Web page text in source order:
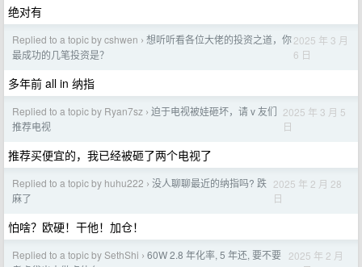
绝对有
Replied to a topic by cshwen › 想听听看各位大佬的投资之道，你
最成功的几笔投资是？
2025 年 3 月
6 日
多年前 all in 纳指
Replied to a topic by Ryan7sz › 迫于电视被娃砸坏，请 v 友们
推荐电视
2025 年 3 月 5
日
推荐买便宜的，我已经被砸了两个电视了
Replied to a topic by huhu222 › 没人聊聊最近的纳指吗? 跌
麻了
2025 年 2 月 28
日
怕啥？欧硬！干他！加仓！
Replied to a topic by SethShi › 60W 2.8 年化率, 5 年还, 要不要 2025 年 2 月